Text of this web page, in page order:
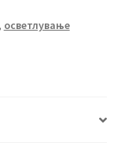
осветлување